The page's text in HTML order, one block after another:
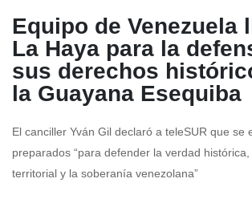
Equipo de Venezuela
La Haya para la
sus derechos
la Guayana Esequiba
El canciller Yván Gil declaró a teleSUR que se
preparados “para defender la verdad
territorial y la soberanía venezolana”